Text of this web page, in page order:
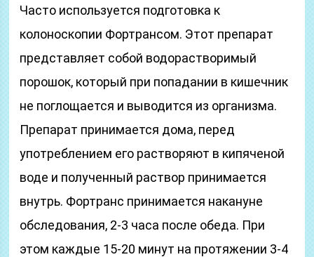
Часто используется подготовка к
колоноскопии Фортрансом. Этот препарат
представляет собой водорастворимый
порошок, который при попадании в кишечник
не поглощается и выводится из организма.
Препарат принимается дома, перед
употреблением его растворяют в кипяченой
воде и полученный раствор принимается
внутрь. Фортранс принимается накануне
обследования, 2-3 часа после обеда. При
этом каждые 15-20 минут на протяжении 3-4